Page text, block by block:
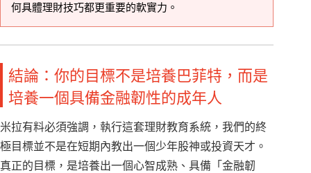
何具體理財技巧都更重要的軟實力。
結論：你的目標不是培養巴菲特，而是
培養一個具備金融韌性的成年人
米拉有料必須強調，執行這套理財教育系統，我們的終
極目標並不是在短期內教出一個少年股神或投資天才。
真正的目標，是培養出一個心智成熟、具備「金融韌